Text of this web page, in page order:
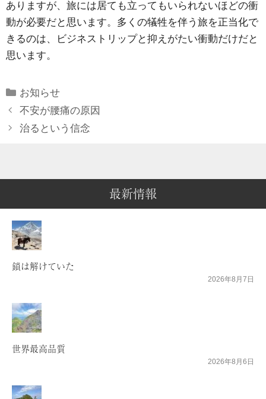
ありますが、旅には居ても立ってもいられないほどの衝
動が必要だと思います。多くの犠牲を伴う旅を正当化で
きるのは、ビジネストリップと抑えがたい衝動だけだと
思います。
Categories
お知らせ
不安が腰痛の原因
治るという信念
最新情報
鎖は解けていた
2026年8月7日
世界最高品質
2026年8月6日